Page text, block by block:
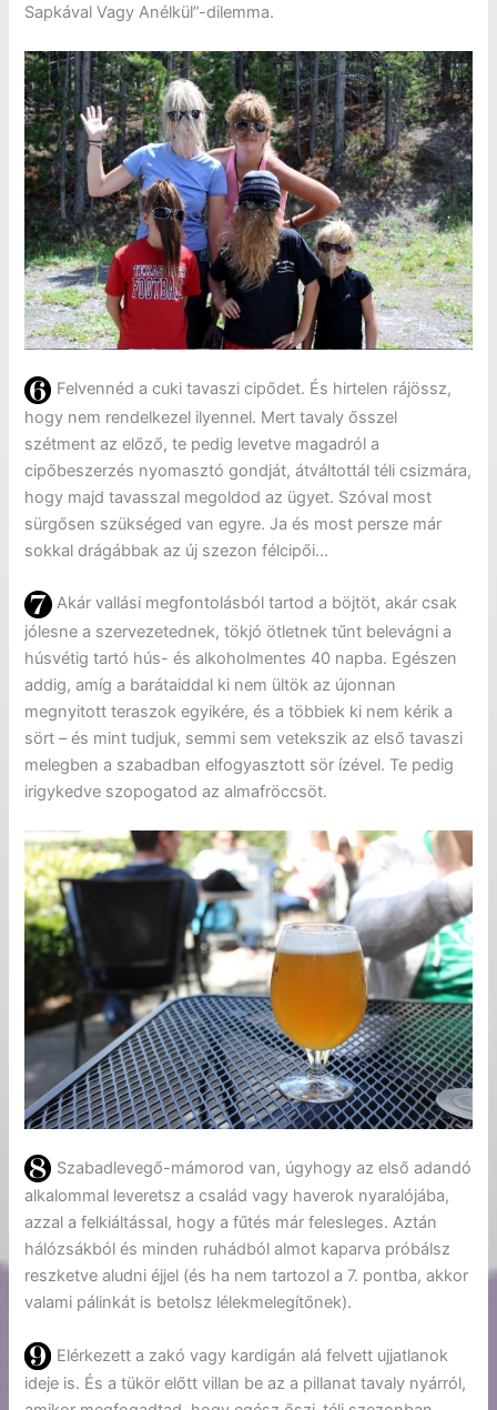
Sapkával Vagy Anélkül”-dilemma.
Felvennéd a cuki tavaszi cipődet. És hirtelen rájössz,
hogy nem rendelkezel ilyennel. Mert tavaly ősszel
szétment az előző, te pedig levetve magadról a
cipőbeszerzés nyomasztó gondját, átváltottál téli csizmára,
hogy majd tavasszal megoldod az ügyet. Szóval most
sürgősen szükséged van egyre. Ja és most persze már
sokkal drágábbak az új szezon félcipői…
Akár vallási megfontolásból tartod a böjtöt, akár csak
jólesne a szervezetednek, tökjó ötletnek tűnt belevágni a
húsvétig tartó hús- és alkoholmentes 40 napba. Egészen
addig, amíg a barátaiddal ki nem ültök az újonnan
megnyitott teraszok egyikére, és a többiek ki nem kérik a
sört – és mint tudjuk, semmi sem vetekszik az első tavaszi
melegben a szabadban elfogyasztott sör ízével. Te pedig
irigykedve szopogatod az almafröccsöt.
Szabadlevegő-mámorod van, úgyhogy az első adandó
alkalommal leveretsz a család vagy haverok nyaralójába,
azzal a felkiáltással, hogy a fűtés már felesleges. Aztán
hálózsákból és minden ruhádból almot kaparva próbálsz
reszketve aludni éjjel (és ha nem tartozol a 7. pontba, akkor
valami pálinkát is betolsz lélekmelegítőnek).
Elérkezett a zakó vagy kardigán alá felvett ujjatlanok
ideje is. És a tükör előtt villan be az a pillanat tavaly nyárról,